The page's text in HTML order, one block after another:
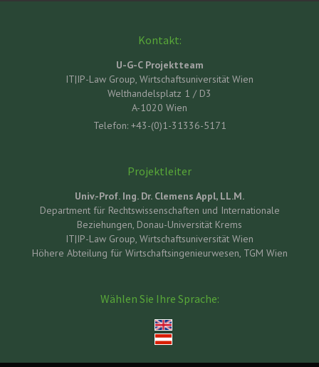
Kontakt:
U-G-C Projektteam
IT|IP-Law Group, Wirtschaftsuniversität Wien
Welthandelsplatz 1 / D3
A-1020 Wien
Telefon: +43-(0)1-31336-5171
Projektleiter
Univ.-Prof. Ing. Dr. Clemens Appl, LL.M.
Department für Rechtswissenschaften und Internationale
Beziehungen, Donau-Universität Krems
IT|IP-Law Group, Wirtschaftsuniversität Wien
Höhere Abteilung für Wirtschaftsingenieurwesen, TGM Wien
Wählen Sie Ihre Sprache: